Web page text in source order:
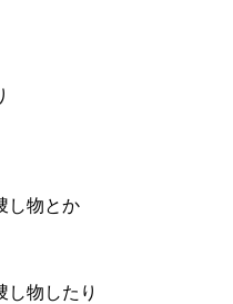
し物とか
し物したり